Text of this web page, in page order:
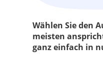
Wählen Sie den
meisten
ganz einfach in